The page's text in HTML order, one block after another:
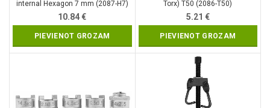
internal Hexagon 7 mm (2087-H7)
10.84€
PIEVIENOT GROZAM
Torx) T50 (2086-T50)
5.21 €
PIEVIENOT GROZAM